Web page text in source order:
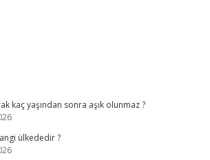
kaç yaşından sonra aşık olunmaz ?
ülkededir ?